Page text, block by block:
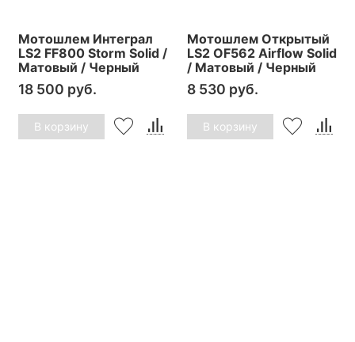
Мотошлем Интеграл
LS2 FF800 Storm Solid /
Матовый / Черный
18 500 руб.
В корзину
Мотошлем Открытый
LS2 OF562 Airflow Solid
/ Матовый / Черный
8 530 руб.
В корзину